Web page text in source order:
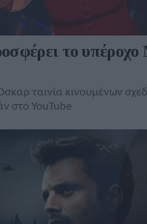
το υπέροχο
ταινία κινουμένων
στο YouTube